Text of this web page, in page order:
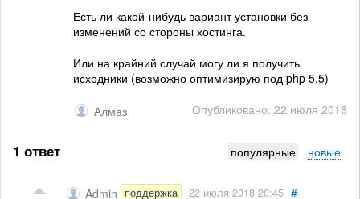
Есть ли какой-нибудь вариант установки без
изменений со стороны хостинга.
Или на крайний случай могу ли я получить
исходники (возможно оптимизирую под php 5.5)
Опубликовано: 22 июля 2018
Алмаз
1 ответ популярные новые
Admin поддержка 22 июля 2018 20:45 #